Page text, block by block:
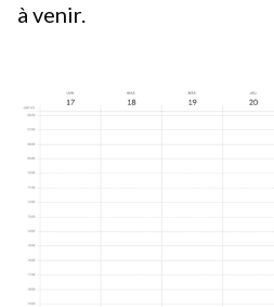
à venir.